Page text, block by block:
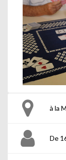
à la
De